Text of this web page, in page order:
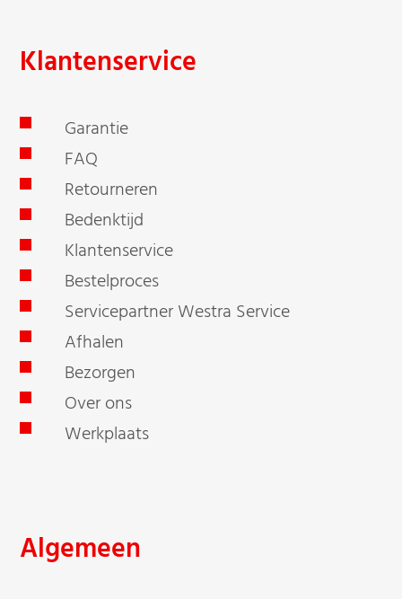
Klantenservice
Garantie
FAQ
Retourneren
Bedenktijd
Klantenservice
Bestelproces
Servicepartner Westra Service
Afhalen
Bezorgen
Over ons
Werkplaats
Algemeen